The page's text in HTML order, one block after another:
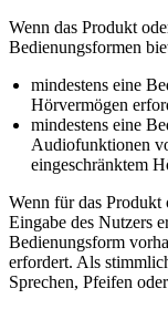
Wenn das Produkt
Bedienungsformen
mindestens eine
Hörvermögen
mindestens eine
Audiofunktionen
eingeschränktem
Wenn für das Produkt
Eingabe des Nutzers
Bedienungsform
erfordert. Als
Sprechen, Pfeifen